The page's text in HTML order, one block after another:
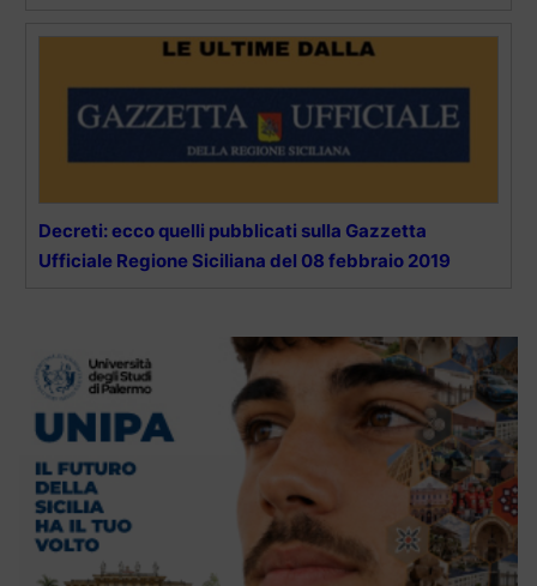
Decreti: ecco quelli pubblicati sulla Gazzetta
Ufficiale Regione Siciliana del 08 febbraio 2019